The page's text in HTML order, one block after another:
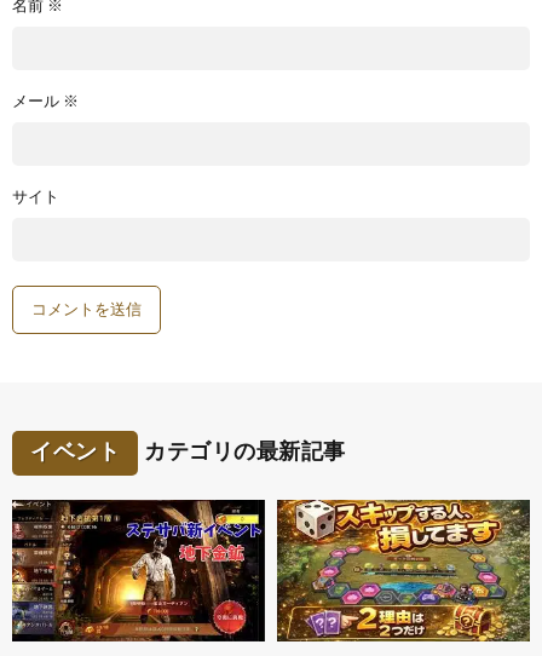
名前 ※
メール ※
サイト
イベント カテゴリの最新記事